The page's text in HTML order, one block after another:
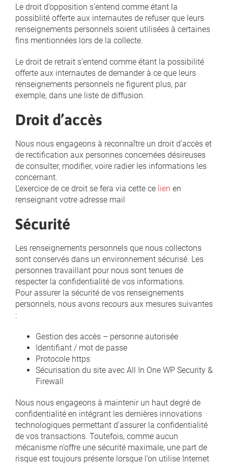
Le droit d’opposition s’entend comme étant la
possiblité offerte aux internautes de refuser que leurs
renseignements personnels soient utilisées à certaines
fins mentionnées lors de la collecte.
Le droit de retrait s’entend comme étant la possibilité
offerte aux internautes de demander à ce que leurs
renseignements personnels ne figurent plus, par
exemple, dans une liste de diffusion.
Droit d’accès
Nous nous engageons à reconnaître un droit d’accès et
de rectification aux personnes concernées désireuses
de consulter, modifier, voire radier les informations les
concernant.
L’exercice de ce droit se fera via cette ce lien en
renseignant votre adresse mail
Sécurité
Les renseignements personnels que nous collectons
sont conservés dans un environnement sécurisé. Les
personnes travaillant pour nous sont tenues de
respecter la confidentialité de vos informations.
Pour assurer la sécurité de vos renseignements
personnels, nous avons recours aux mesures suivantes
:
Gestion des accès – personne autorisée
Identifiant / mot de passe
Protocole https
Sécurisation du site avec All In One WP Security &
Firewall
Nous nous engageons à maintenir un haut degré de
confidentialité en intégrant les dernières innovations
technologiques permettant d’assurer la confidentialité
de vos transactions. Toutefois, comme aucun
mécanisme n’offre une sécurité maximale, une part de
risque est toujours présente lorsque l’on utilise Internet